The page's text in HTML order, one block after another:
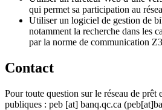
qui permet sa participation au
Utiliser un logiciel de gestion de
notamment la recherche dans les
par la norme de communication
Contact
Pour toute question sur le réseau de prêt
publiques : peb [at] banq.qc.ca